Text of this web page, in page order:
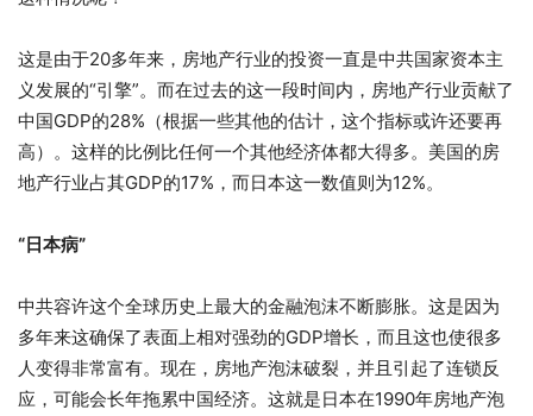
这是由于20多年来，房地产行业的投资一直是中共国家资本主
义发展的“引擎”。而在过去的这一段时间内，房地产行业贡献了
中国GDP的28%（根据一些其他的估计，这个指标或许还要再
高）。这样的比例比任何一个其他经济体都大得多。美国的房
地产行业占其GDP的17%，而日本这一数值则为12%。
“日本病”
中共容许这个全球历史上最大的金融泡沫不断膨胀。这是因为
多年来这确保了表面上相对强劲的GDP增长，而且这也使很多
人变得非常富有。现在，房地产泡沫破裂，并且引起了连锁反
应，可能会长年拖累中国经济。这就是日本在1990年房地产泡